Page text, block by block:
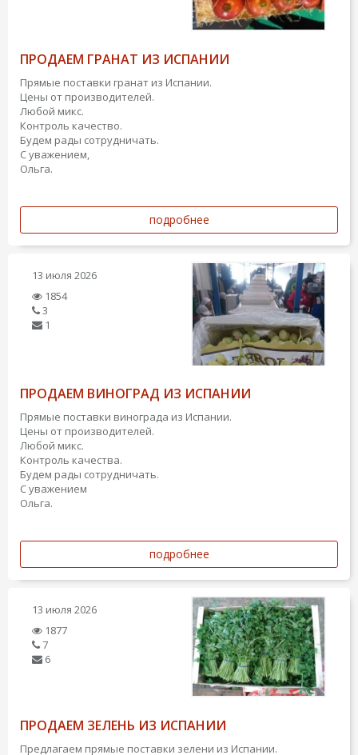
ПРОДАЕМ ГРАНАТ ИЗ ИСПАНИИ
Прямые поставки гранат из Испании.
Цены от производителей.
Любой микс.
Контроль качество.
Будем рады сотрудничать.
С уважением,
Ольга.
подробнее
13 июля 2026
1854
3
1
ПРОДАЕМ ВИНОГРАД ИЗ ИСПАНИИ
Прямые поставки винограда из Испании.
Цены от производителей.
Любой микс.
Контроль качества.
Будем рады сотрудничать.
С уважением
Ольга.
подробнее
13 июля 2026
1877
7
6
ПРОДАЕМ ЗЕЛЕНЬ ИЗ ИСПАНИИ
Предлагаем прямые поставки зелени из Испании.